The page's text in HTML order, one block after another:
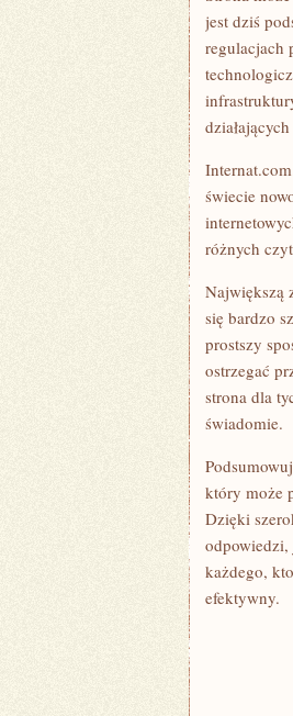
jest dziś
regulacjach
świecie
różnych
Największą
się bardzo
prostszy
ostrzegać
strona dla
świadomie.
który może
Dzięki
każdego,
efektywny.